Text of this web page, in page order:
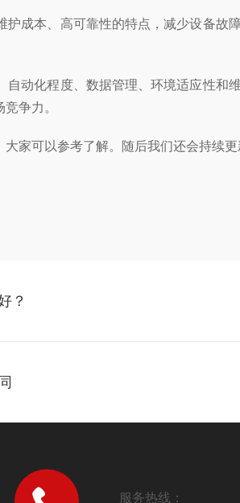
本、高可靠性的特点，减少设备故
化程度、数据管理、环境适应性和
争力。
可以参考了解。随后我们还会持续
？
服务热线：